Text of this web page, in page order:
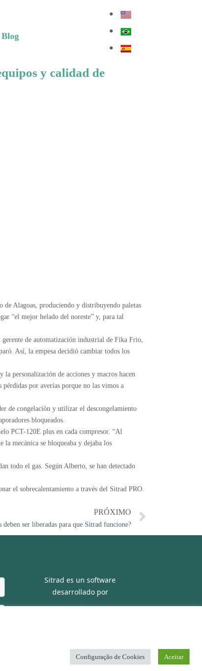
Blog
y calidad de
de Alagoas, produciendo y distribuyendo paletas
“el mejor helado del noreste” y, para tal
de automatización industrial de Fika Frio,
Así, la empesa decidió cambiar todos los
personalización de acciones y macros hacen
por averías porque no las vimos a
de congelación y utilizar el descongelamiento
bloqueados.
PCT-120E plus en cada compresor. “Al
mecánica se bloqueaba y dejaba los
todo el gas. Según Alberto, se han detectado
el sobrecalentamiento a través del Sitrad PRO.
PRÓXIMO
deben ser liberadas para que Sitrad funcione?
Sitrad es un software
desarrollado por
Configuração de Cookies Aceitar